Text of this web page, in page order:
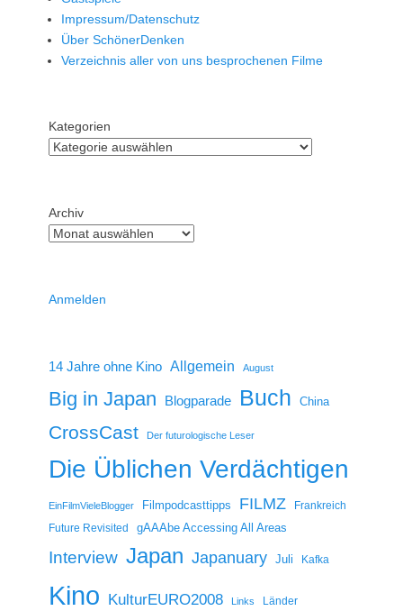
Impressum/Datenschutz
Über SchönerDenken
Verzeichnis aller von uns besprochenen Filme
Kategorien
Archiv
Anmelden
14 Jahre ohne Kino Allgemein August
Big in Japan Blogparade Buch China
CrossCast Der futurologische Leser
Die Üblichen Verdächtigen
EinFilmVieleBlogger Filmpodcasttipps FILMZ
Frankreich
Future Revisited
gAAAbe Accessing All Areas
Interview Japan Japanuary Juli Kafka
Kino KulturEURO2008 Links Länder